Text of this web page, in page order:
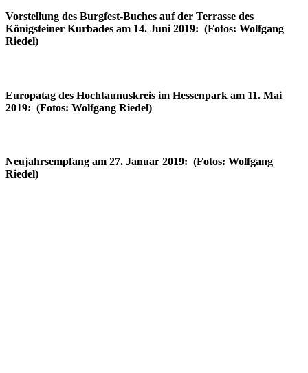
Vorstellung des Burgfest-Buches auf der Terrasse des
Königsteiner Kurbades am 14. Juni 2019: (Fotos: Wolfgang
Riedel)
Europatag des Hochtaunuskreis im Hessenpark am 11. Mai
2019: (Fotos: Wolfgang Riedel)
Neujahrsempfang am 27. Januar 2019: (Fotos: Wolfgang
Riedel)